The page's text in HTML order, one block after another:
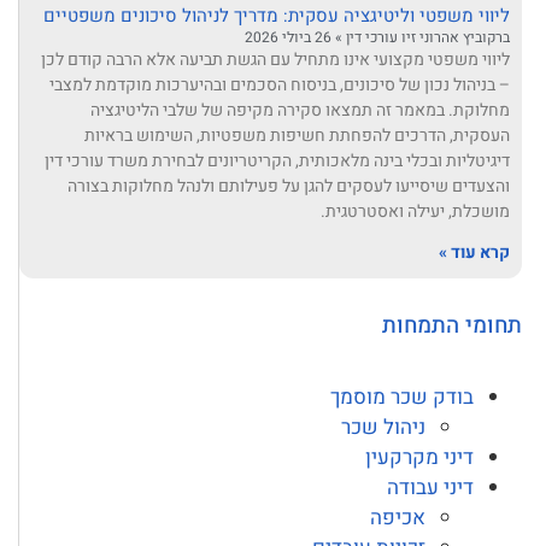
ליווי משפטי וליטיגציה עסקית: מדריך לניהול סיכונים משפטיים
ברקוביץ אהרוני זיו עורכי דין
ליווי משפטי מקצועי אינו מתחיל עם הגשת תביעה אלא הרבה קודם לכן
– בניהול נכון של סיכונים, בניסוח הסכמים ובהיערכות מוקדמת למצבי
מחלוקת. במאמר זה תמצאו סקירה מקיפה של שלבי הליטיגציה
העסקית, הדרכים להפחתת חשיפות משפטיות, השימוש בראיות
דיגיטליות ובכלי בינה מלאכותית, הקריטריונים לבחירת משרד עורכי דין
והצעדים שיסייעו לעסקים להגן על פעילותם ולנהל מחלוקות בצורה
מושכלת, יעילה ואסטרטגית.
קרא עוד »
תחומי התמחות
בודק שכר מוסמך
ניהול שכר
דיני מקרקעין
דיני עבודה
אכיפה